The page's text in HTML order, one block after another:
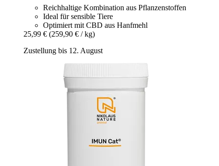
Reichhaltige Kombination aus Pflanzenstoffen
Ideal für sensible Tiere
Optimiert mit CBD aus Hanfmehl
25,99 € (259,90 € / kg)
Zustellung bis 12. August